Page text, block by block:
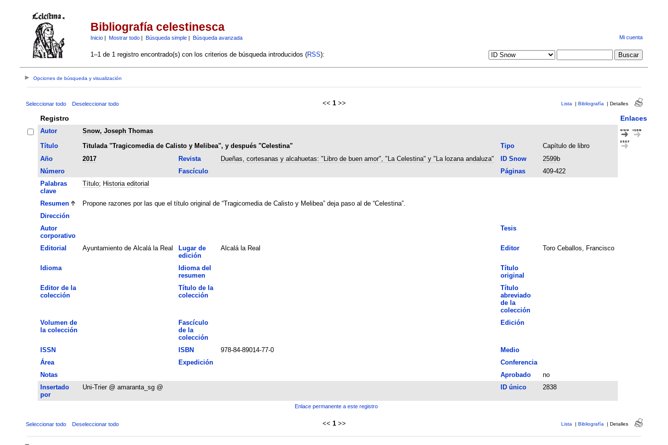
Bibliografía celestinesca
Inicio| Mostrar todo| Búsqueda simple| Búsqueda avanzada Mi cuenta
1–1 de 1 registro encontrado(s) con los criterios de búsqueda introducidos (RSS):
Opciones de búsqueda y visualización
Seleccionar todo Deseleccionar todo << 1 >> Lista | Bibliografía | Detalles
Registro Enlaces
Autor
Snow, Joseph Thomas
Título
Titulada "Tragicomedia de Calisto y Melibea", y después "Celestina" Tipo
Capítulo de libro
Año
2017 Revista Dueñas, cortesanas y alcahuetas: "Libro de buen amor", "La Celestina" y "La lozana andaluza" ID Snow
2599b
Número
Fascículo Páginas
409-422
Palabras
clave
Título; Historia editorial
Resumen
Propone razones por las que el título original de “Tragicomedia de Calisto y Melibea” deja paso al de “Celestina”.
Dirección
Autor
corporativo
Tesis
Editorial Ayuntamiento de Alcalá la Real
Lugar de
edición
Alcalá la Real Editor Toro Ceballos, Francisco
Idioma
Idioma del
resumen
Título
original
Editor de la
colección
Título de la
colección
Título
abreviado
de la
colección
Volumen de
la colección
Fascículo
de la
colección
Edición
ISSN ISBN 978-84-89014-77-0
Medio
Área
Expedición
Conferencia
Notas
Aprobado
no
Insertado
por
Uni-Trier @ amaranta_sg @ ID único 2838
Enlace permanente a este registro
Seleccionar todo Deseleccionar todo << 1 >> Lista | Bibliografía | Detalles